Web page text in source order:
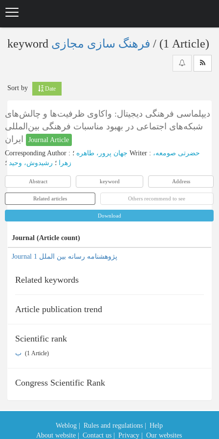
keyword ‎/ (1 Article)
Sort by Date
دیپلماسی فرهنگی دیجیتال: واکاوی ظرفیت‌ها و چالش‌های
شبکه‌های اجتماعی در بهبود مناسبات فرهنگی بین‌المللی
Journal Article
Corresponding Author : جهان پرور، طاهره Writer : حضرتی صومعه،
زهرا
؛ رشیدوش، وحید ؛
Abstract keyword Address
Related articles Others recommend to see
Download
Journal (Article count)
Journal پژوهشنامه رسانه بین الملل 1
Related keywords
Article publication trend
Scientific rank
‎ (1 Article)
Congress Scientific Rank
Weblog | Rules and regulations |
Help
About website |
Contact us | Privacy | Our websites